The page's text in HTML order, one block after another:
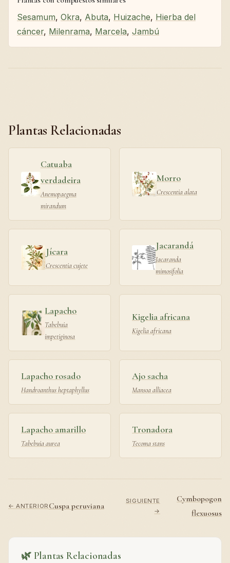
Sesamum, Okra, Abuta, Huizache, Hierba del
cáncer, Milenrama, Marcela, Jambú
Plantas Relacionadas
Catuaba
verdadeira
Anemopaegma
mirandum
Morro
Crescentia alata
Jícara
Crescentia cujete
Jacarandá
Jacaranda
mimosifolia
Lapacho
Tabebuia
impetiginosa
Kigelia africana
Kigelia africana
Lapacho rosado
Handroanthus heptaphyllus
Ajo sacha
Mansoa alliacea
Lapacho amarillo
Tabebuia aurea
Tronadora
Tecoma stans
← ANTERIORCuspa peruviana
SIGUIENTE
→
Cymbopogon
flexuosus
🌿 Plantas Relacionadas